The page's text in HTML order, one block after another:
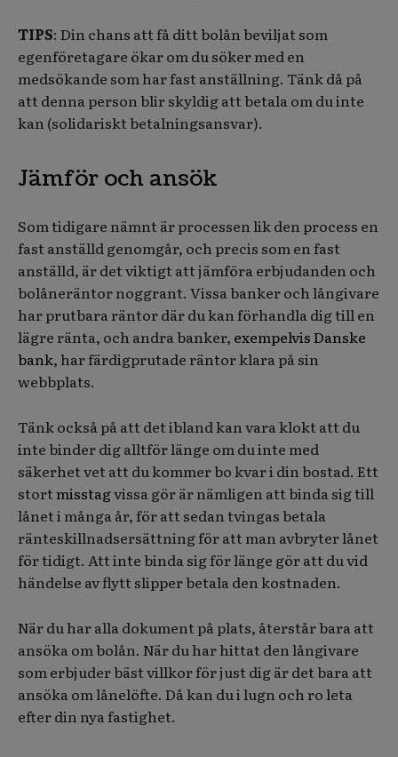
TIPS: Din chans att få ditt bolån beviljat som
egenföretagare ökar om du söker med en
medsökande som har fast anställning. Tänk då på
att denna person blir skyldig att betala om du inte
kan (solidariskt betalningsansvar).
Jämför och ansök
Som tidigare nämnt är processen lik den process en
fast anställd genomgår, och precis som en fast
anställd, är det viktigt att jämföra erbjudanden och
bolåneräntor noggrant. Vissa banker och långivare
har prutbara räntor där du kan förhandla dig till en
lägre ränta, och andra banker, exempelvis Danske
bank, har färdigprutade räntor klara på sin
webbplats.
Tänk också på att det ibland kan vara klokt att du
inte binder dig alltför länge om du inte med
säkerhet vet att du kommer bo kvar i din bostad. Ett
stort misstagvissa gör är nämligen att binda sig till
lånet i många år, för att sedan tvingas betala
ränteskillnadsersättning för att man avbryter lånet
för tidigt. Att inte binda sig för länge gör att du vid
händelse av flytt slipper betala den kostnaden.
När du har alla dokument på plats, återstår bara att
ansöka om bolån. När du har hittat den långivare
som erbjuder bäst villkor för just dig är det bara att
ansöka om lånelöfte. Då kan du i lugn och ro leta
efter din nya fastighet.